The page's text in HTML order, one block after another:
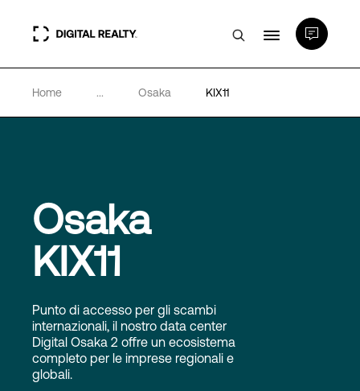
Data center
Partner
Competenze e Risorse
Chi Siamo
Language
Home ... Osaka KIX11
Osaka
KIX11
Punto di accesso per gli scambi
internazionali, il nostro data center
Digital Osaka 2 offre un ecosistema
completo per le imprese regionali e
globali.